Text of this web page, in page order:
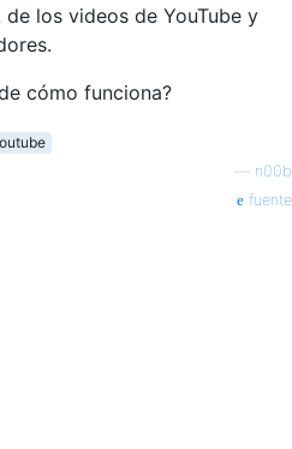
de los videos de YouTube y
cómo funciona?
n00b
fuente